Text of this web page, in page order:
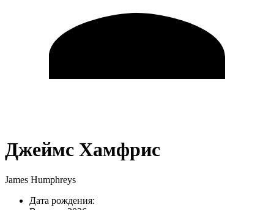
Джеймс Хамфрис
James Humphreys
Дата рождения: